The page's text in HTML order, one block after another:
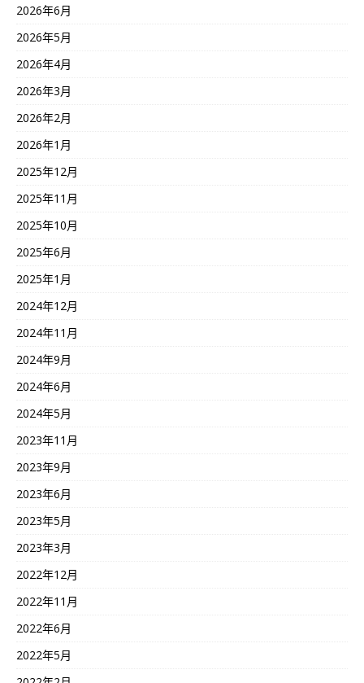
2026年6月
2026年5月
2026年4月
2026年3月
2026年2月
2026年1月
2025年12月
2025年11月
2025年10月
2025年6月
2025年1月
2024年12月
2024年11月
2024年9月
2024年6月
2024年5月
2023年11月
2023年9月
2023年6月
2023年5月
2023年3月
2022年12月
2022年11月
2022年6月
2022年5月